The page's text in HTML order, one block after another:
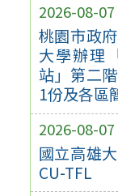
2026-08-07
桃園市政
大學辦理
站」第二
1份及各區
2026-08-07
國立高雄
CU-TFL